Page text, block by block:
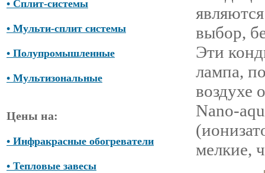
• Сплит-системы
• Мульти-сплит системы
• Полупромышленные
• Мультизональные
Цены на:
• Инфракрасные обогреватели
• Тепловые завесы
выбор,
Эти
лампа,
воздухе
Nano-
мелкие,